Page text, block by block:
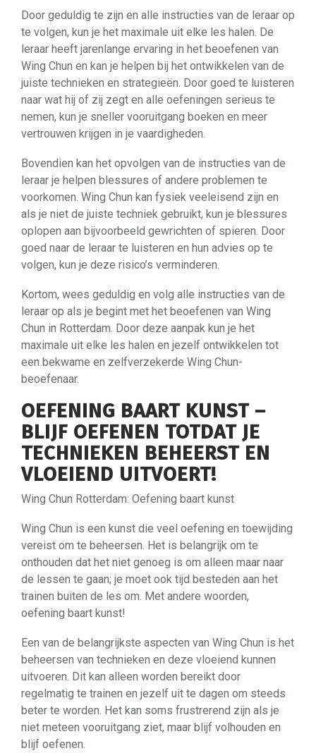
Door geduldig te zijn en alle instructies van de leraar op
te volgen, kun je het maximale uit elke les halen. De
leraar heeft jarenlange ervaring in het beoefenen van
Wing Chun en kan je helpen bij het ontwikkelen van de
juiste technieken en strategieën. Door goed te luisteren
naar wat hij of zij zegt en alle oefeningen serieus te
nemen, kun je sneller vooruitgang boeken en meer
vertrouwen krijgen in je vaardigheden.
Bovendien kan het opvolgen van de instructies van de
leraar je helpen blessures of andere problemen te
voorkomen. Wing Chun kan fysiek veeleisend zijn en
als je niet de juiste techniek gebruikt, kun je blessures
oplopen aan bijvoorbeeld gewrichten of spieren. Door
goed naar de leraar te luisteren en hun advies op te
volgen, kun je deze risico’s verminderen.
Kortom, wees geduldig en volg alle instructies van de
leraar op als je begint met het beoefenen van Wing
Chun in Rotterdam. Door deze aanpak kun je het
maximale uit elke les halen en jezelf ontwikkelen tot
een bekwame en zelfverzekerde Wing Chun-
beoefenaar.
OEFENING BAART KUNST –
BLIJF OEFENEN TOTDAT JE
TECHNIEKEN BEHEERST EN
VLOEIEND UITVOERT!
Wing Chun Rotterdam: Oefening baart kunst
Wing Chun is een kunst die veel oefening en toewijding
vereist om te beheersen. Het is belangrijk om te
onthouden dat het niet genoeg is om alleen maar naar
de lessen te gaan; je moet ook tijd besteden aan het
trainen buiten de les om. Met andere woorden,
oefening baart kunst!
Een van de belangrijkste aspecten van Wing Chun is het
beheersen van technieken en deze vloeiend kunnen
uitvoeren. Dit kan alleen worden bereikt door
regelmatig te trainen en jezelf uit te dagen om steeds
beter te worden. Het kan soms frustrerend zijn als je
niet meteen vooruitgang ziet, maar blijf volhouden en
blijf oefenen.